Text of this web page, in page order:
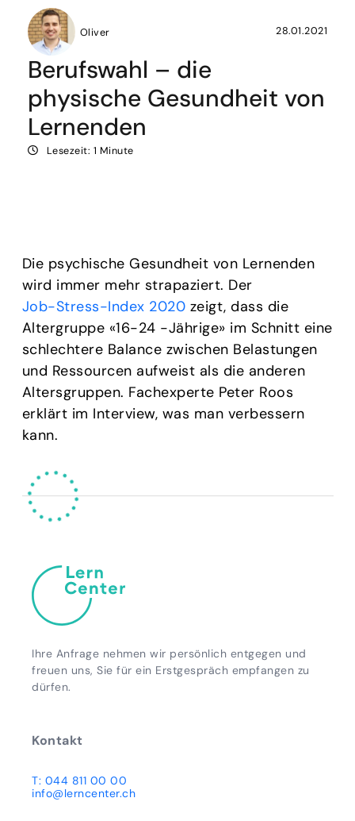
Oliver 28.01.2021
Berufswahl – die
physische Gesundheit von
Lernenden
Lesezeit: 1 Minute
Die psychische Gesundheit von Lernenden
wird immer mehr strapaziert. Der
Job-Stress-Index 2020 zeigt, dass die
Altergruppe «16-24 -Jährige» im Schnitt eine
schlechtere Balance zwischen Belastungen
und Ressourcen aufweist als die anderen
Altersgruppen. Fachexperte Peter Roos
erklärt im Interview, was man verbessern
kann.
Ihre Anfrage nehmen wir persönlich entgegen und
freuen uns, Sie für ein Erstgespräch empfangen zu
dürfen.
Kontakt
T: 044 811 00 00
info@lerncenter.ch